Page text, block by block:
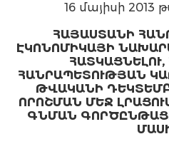
16 մայիսի 2013
ՀԱՅԱՍՏԱՆԻ
ԷԿՈՆՈՄԻԿԱՅԻ
ՀԱՆՐԱՊԵՏՈՒԹՅԱՆ
ԹՎԱԿԱՆԻ
ՈՐՈՇՄԱՆ ՄԵՋ
ԳՆՄԱՆ